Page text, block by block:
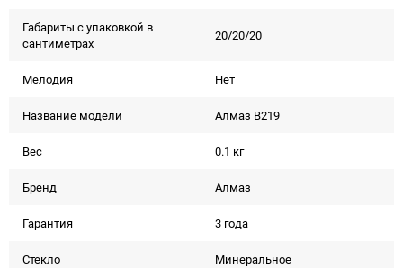
Габариты с упаковкой в
сантиметрах
20/20/20
Мелодия Нет
Название модели Алмаз В219
Вес 0.1 кг
Бренд Алмаз
Гарантия 3 года
Стекло Минеральное